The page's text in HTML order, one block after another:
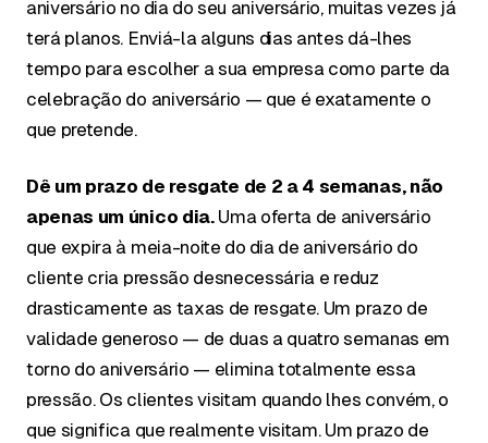
aniversário no dia do seu aniversário, muitas vezes já
terá planos. Enviá-la alguns dias antes dá-lhes
tempo para escolher a sua empresa como parte da
celebração do aniversário — que é exatamente o
que pretende.
Dê um prazo de resgate de 2 a 4 semanas, não
apenas um único dia.Uma oferta de aniversário
que expira à meia-noite do dia de aniversário do
cliente cria pressão desnecessária e reduz
drasticamente as taxas de resgate. Um prazo de
validade generoso — de duas a quatro semanas em
torno do aniversário — elimina totalmente essa
pressão. Os clientes visitam quando lhes convém, o
que significa que realmente visitam. Um prazo de